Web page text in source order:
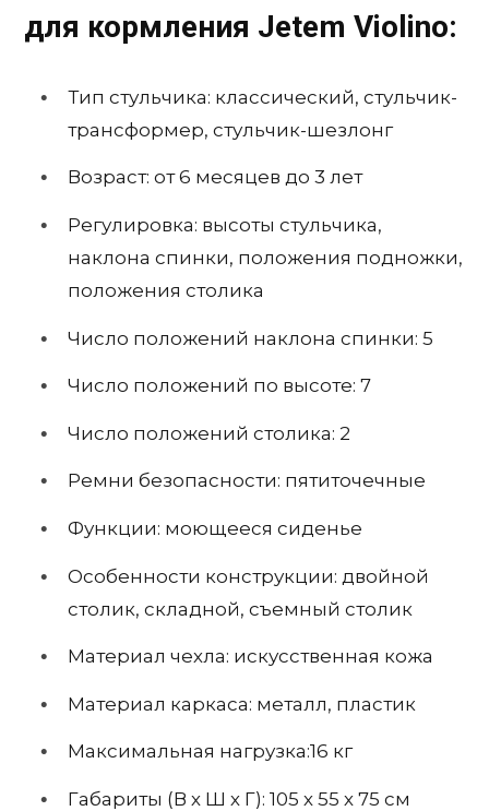
для кормления Jetem Violino:
Тип стульчика: классический, стульчик-
трансформер, стульчик-шезлонг
Возраст: от 6 месяцев до 3 лет
Регулировка: высоты стульчика,
наклона спинки, положения подножки,
положения столика
Число положений наклона спинки: 5
Число положений по высоте: 7
Число положений столика: 2
Ремни безопасности: пятиточечные
Функции: моющееся сиденье
Особенности конструкции: двойной
столик, складной, съемный столик
Материал чехла: искусственная кожа
Материал каркаса: металл, пластик
Максимальная нагрузка:16 кг
Габариты (В х Ш х Г): 105 х 55 х 75 см